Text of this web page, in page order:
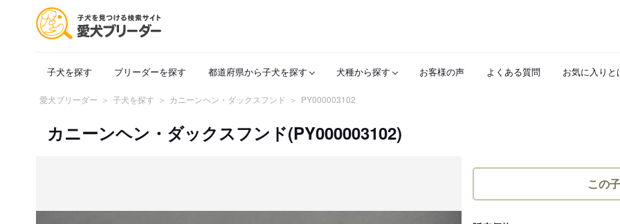
子犬を探す ブリーダーを探す 都道府県から子犬を探す 犬種から探す お客様の声 よくある質問 お気に入りと
愛犬ブリーダー 子犬を探す カニーンヘン・ダックスフンド PY000003102
カニーンヘン・ダックスフンド(PY000003102)
この